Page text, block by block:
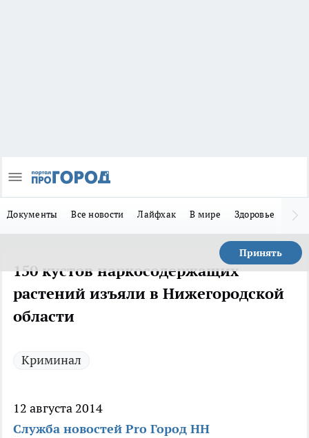
Документы Все новости Лайфхак В мире Здоровье
Принять
150 кустов наркосодержащих
растений изъяли в Нижегородской
области
Криминал
12 августа 2014
Служба новостей Pro Город НН